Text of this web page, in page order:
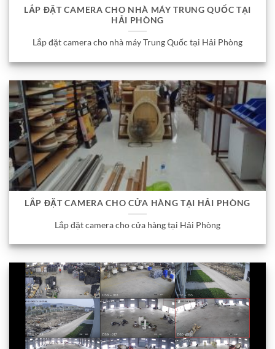
LẮP ĐẶT CAMERA CHO NHÀ MÁY TRUNG QUỐC TẠI
HẢI PHÒNG
Lắp đặt camera cho nhà máy Trung Quốc tại Hải Phòng
LẮP ĐẶT CAMERA CHO CỬA HÀNG TẠI HẢI PHÒNG
Lắp đặt camera cho cửa hàng tại Hải Phòng